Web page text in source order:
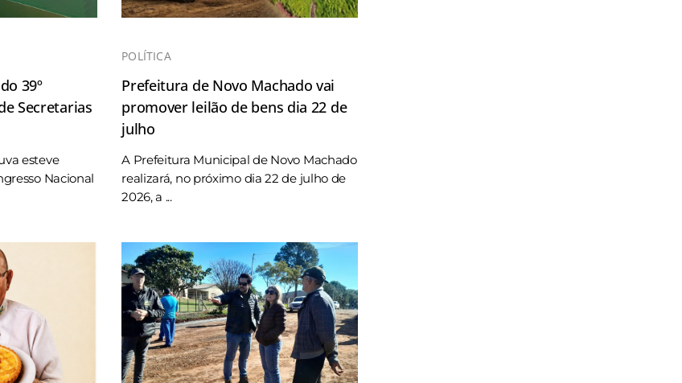
39º
Secretarias
esteve
Nacional
POLÍTICA
Prefeitura de Novo Machado vai
promover leilão de bens dia 22 de
julho
A Prefeitura Municipal de Novo Machado
realizará, no próximo dia 22 de julho de
2026, a ...